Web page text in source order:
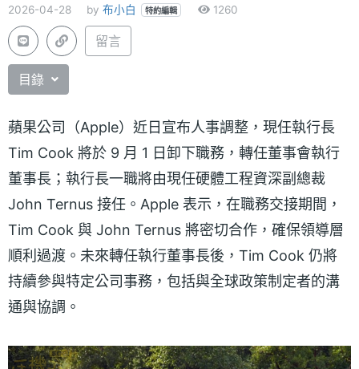
2026-04-28 by 布小白 特約編輯 1260
留言
目錄
蘋果公司（Apple）近日宣布人事調整，現任執行長
Tim Cook 將於 9 月 1 日卸下職務，轉任董事會執行
董事長；執行長一職將由現任硬體工程資深副總裁
John Ternus 接任。Apple 表示，在職務交接期間，
Tim Cook 與 John Ternus 將密切合作，確保領導層
順利過渡。未來轉任執行董事長後，Tim Cook 仍將
持續參與特定公司事務，包括與全球政策制定者的溝
通與協調。